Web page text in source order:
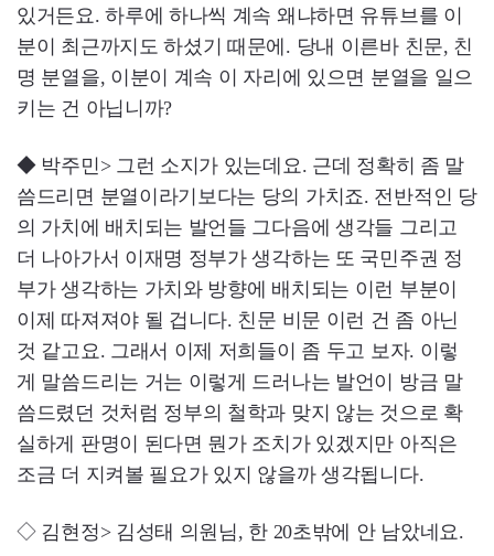
있거든요. 하루에 하나씩 계속 왜냐하면 유튜브를 이
분이 최근까지도 하셨기 때문에. 당내 이른바 친문, 친
명 분열을, 이분이 계속 이 자리에 있으면 분열을 일으
키는 건 아닙니까?
◆ 박주민> 그런 소지가 있는데요. 근데 정확히 좀 말
씀드리면 분열이라기보다는 당의 가치죠. 전반적인 당
의 가치에 배치되는 발언들 그다음에 생각들 그리고
더 나아가서 이재명 정부가 생각하는 또 국민주권 정
부가 생각하는 가치와 방향에 배치되는 이런 부분이
이제 따져져야 될 겁니다. 친문 비문 이런 건 좀 아닌
것 같고요. 그래서 이제 저희들이 좀 두고 보자. 이렇
게 말씀드리는 거는 이렇게 드러나는 발언이 방금 말
씀드렸던 것처럼 정부의 철학과 맞지 않는 것으로 확
실하게 판명이 된다면 뭔가 조치가 있겠지만 아직은
조금 더 지켜볼 필요가 있지 않을까 생각됩니다.
◇ 김현정> 김성태 의원님, 한 20초밖에 안 남았네요.